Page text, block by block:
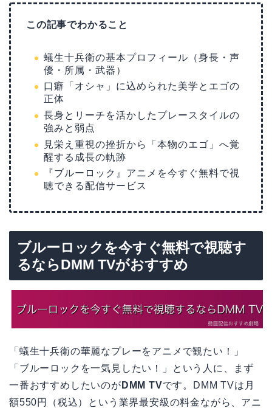
この記事でわかること
蟻生十兵衛の基本プロフィール（身長・声
優・所属・武器）
口癖「オシャ」に込められた美学とエゴの
正体
長身とリーチを活かしたプレースタイルの
強みと弱点
見栄え重視の挫折から「本物のエゴ」へ覚
醒する成長の軌跡
『ブルーロック』アニメを今すぐ無料で視
聴できる配信サービス
ブルーロックを今すぐ無料で視聴す
るならDMM TVがおすすめ
「蟻生十兵衛の華麗なプレーをアニメで観たい！」
「ブルーロックを一気見したい！」という人に、まず
一番おすすめしたいのが DMM TVです。DMM TVは月
額550円（税込）という業界最安級の料金ながら、アニ